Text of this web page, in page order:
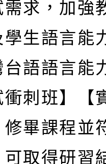
需求，加強
學生語言能
台語語言能
衝刺班】【
修畢課程並
可取得研習